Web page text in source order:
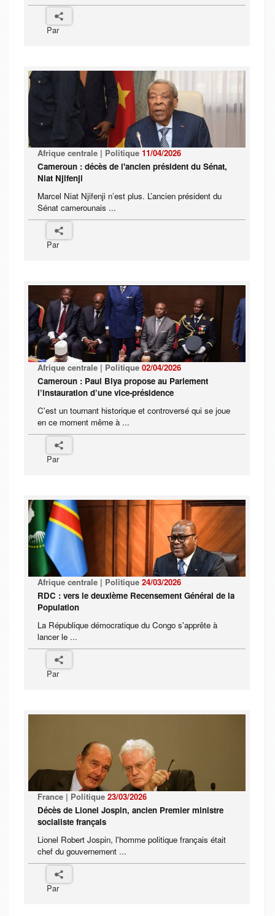
Par
Afrique centrale | Politique 11/04/2026
Cameroun : décès de l'ancien président du Sénat,
Niat Njifenji
Marcel Niat Njifenji n’est plus. L’ancien président du
Sénat camerounais ...
Par
Afrique centrale | Politique 02/04/2026
Cameroun : Paul Biya propose au Parlement
l’instauration d’une vice-présidence
C'est un tournant historique et controversé qui se joue
en ce moment même à ...
Par
Afrique centrale | Politique 24/03/2026
RDC : vers le deuxième Recensement Général de la
Population
La République démocratique du Congo s'apprête à
lancer le ...
Par
France | Politique 23/03/2026
Décès de Lionel Jospin, ancien Premier ministre
socialiste français
Lionel Robert Jospin, l'homme politique français était
chef du gouvernement ...
Par